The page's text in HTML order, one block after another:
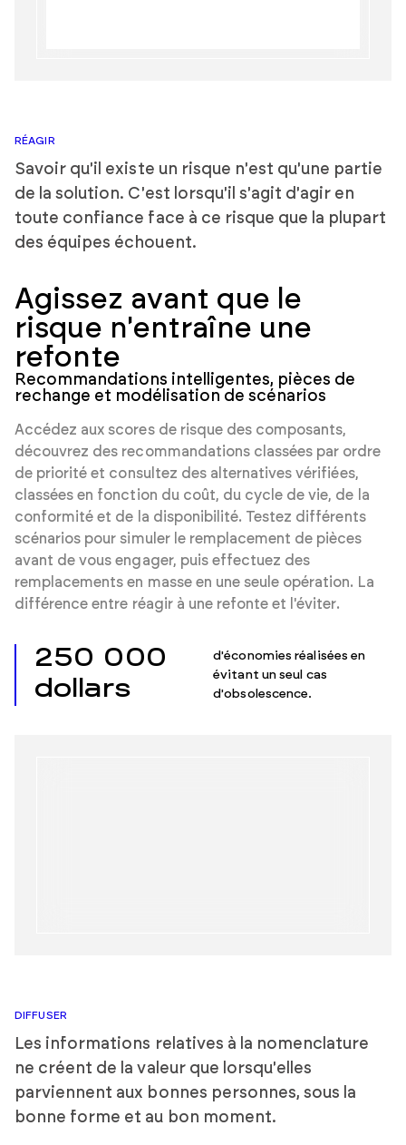
RÉAGIR
Savoir qu'il existe un risque n'est qu'une partie
de la solution. C'est lorsqu'il s'agit d'agir en
toute confiance face à ce risque que la plupart
des équipes échouent.
Agissez avant que le
risque n'entraîne une
refonte
Recommandations intelligentes, pièces de
rechange et modélisation de scénarios
Accédez aux scores de risque des composants,
découvrez des recommandations classées par ordre
de priorité et consultez des alternatives vérifiées,
classées en fonction du coût, du cycle de vie, de la
conformité et de la disponibilité. Testez différents
scénarios pour simuler le remplacement de pièces
avant de vous engager, puis effectuez des
remplacements en masse en une seule opération. La
différence entre réagir à une refonte et l'éviter.
250 000
dollars
d'économies réalisées en
évitant un seul cas
d'obsolescence.
DIFFUSER
Les informations relatives à la nomenclature
ne créent de la valeur que lorsqu'elles
parviennent aux bonnes personnes, sous la
bonne forme et au bon moment.